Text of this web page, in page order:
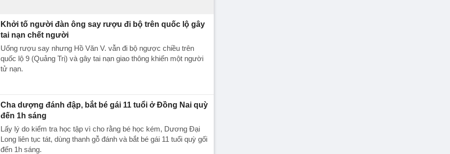
Khởi tố người đàn ông say rượu đi bộ trên quốc lộ gây
tai nạn chết người
Uống rượu say nhưng Hồ Văn V. vẫn đi bộ ngược chiều trên
quốc lộ 9 (Quảng Trị) và gây tai nạn giao thông khiến một người
tử nạn.
Cha dượng đánh đập, bắt bé gái 11 tuổi ở Đồng Nai quỳ
đến 1h sáng
Lấy lý do kiểm tra học tập vì cho rằng bé học kém, Dương Đại
Long liên tục tát, dùng thanh gỗ đánh và bắt bé gái 11 tuổi quỳ gối
đến 1h sáng.